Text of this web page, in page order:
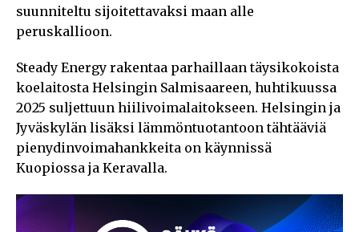
suunniteltu sijoitettavaksi maan alle
peruskallioon.
Steady Energy rakentaa parhaillaan täysikokoista
koelaitosta Helsingin Salmisaareen, huhtikuussa
2025 suljettuun hiilivoimalaitokseen. Helsingin ja
Jyväskylän lisäksi lämmöntuotantoon tähtääviä
pienydinvoimahankkeita on käynnissä
Kuopiossa ja Keravalla.